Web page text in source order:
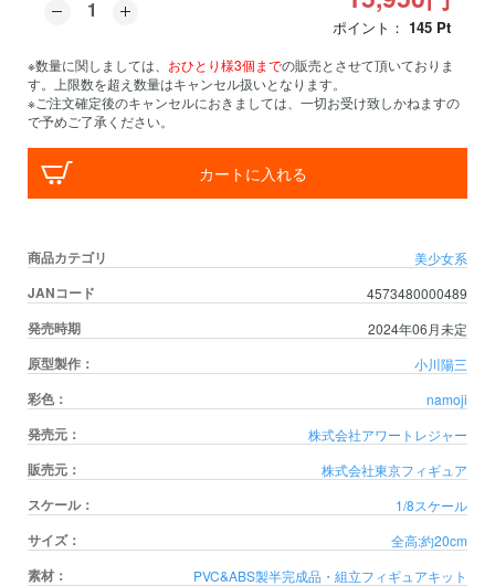
ポイント： 145 Pt
※数量に関しましては、 おひとり様3個までの販売とさせて頂いておりま
す。上限数を超え数量はキャンセル扱いとなります。
※ご注文確定後のキャンセルにおきましては、一切お受け致しかねますの
で予めご了承ください。
カートに入れる
商品カテゴリ 美少女系
JANコード 4573480000489
発売時期 2024年06月未定
原型製作： 小川陽三
彩色： namoji
発売元： 株式会社アワートレジャー
販売元： 株式会社東京フィギュア
スケール： 1/8スケール
サイズ： 全高:約20cm
素材： PVC&ABS製半完成品・組立フィギュアキット